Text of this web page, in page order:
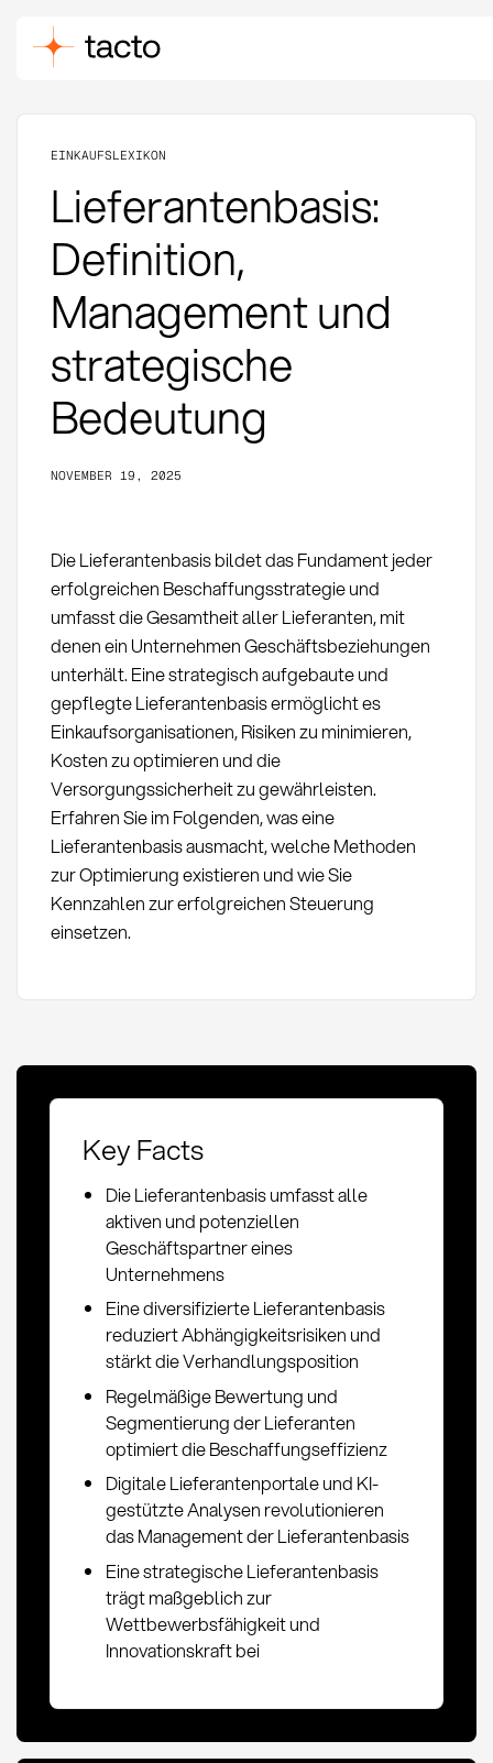
EINKAUFSLEXIKON
Lieferantenbasis:
Definition,
Management und
strategische
Bedeutung
NOVEMBER 19, 2025
Die Lieferantenbasis bildet das Fundament jeder
erfolgreichen Beschaffungsstrategie und
umfasst die Gesamtheit aller Lieferanten, mit
denen ein Unternehmen Geschäftsbeziehungen
unterhält. Eine strategisch aufgebaute und
gepflegte Lieferantenbasis ermöglicht es
Einkaufsorganisationen, Risiken zu minimieren,
Kosten zu optimieren und die
Versorgungssicherheit zu gewährleisten.
Erfahren Sie im Folgenden, was eine
Lieferantenbasis ausmacht, welche Methoden
zur Optimierung existieren und wie Sie
Kennzahlen zur erfolgreichen Steuerung
einsetzen.
Key Facts
Die Lieferantenbasis umfasst alle
aktiven und potenziellen
Geschäftspartner eines
Unternehmens
Eine diversifizierte Lieferantenbasis
reduziert Abhängigkeitsrisiken und
stärkt die Verhandlungsposition
Regelmäßige Bewertung und
Segmentierung der Lieferanten
optimiert die Beschaffungseffizienz
Digitale Lieferantenportale und KI-
gestützte Analysen revolutionieren
das Management der Lieferantenbasis
Eine strategische Lieferantenbasis
trägt maßgeblich zur
Wettbewerbsfähigkeit und
Innovationskraft bei